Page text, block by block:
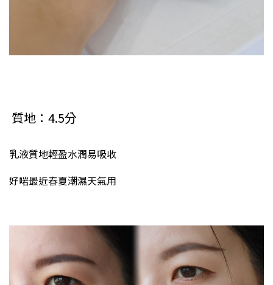
質地：4.5分
乳液質地輕盈水潤易吸收
好啱最近春夏潮濕天氣用